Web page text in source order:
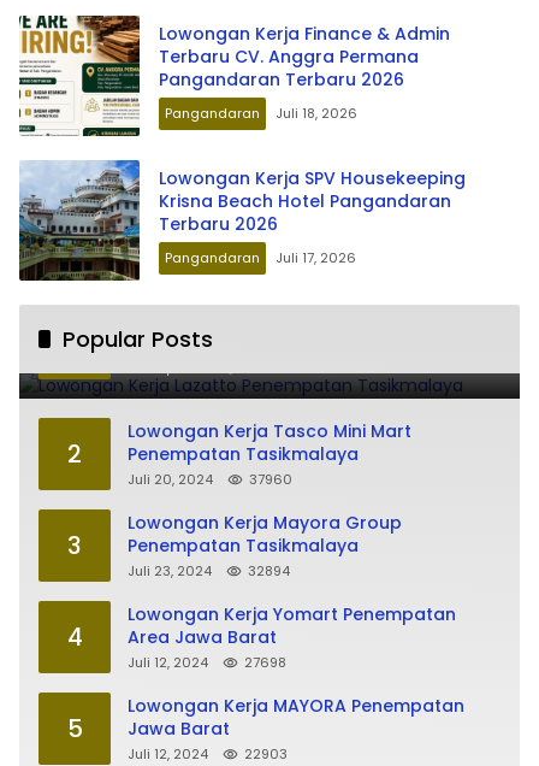
Lowongan Kerja Finance & Admin
Terbaru CV. Anggra Permana
Pangandaran Terbaru 2026
Pangandaran Juli 18, 2026
Lowongan Kerja SPV Housekeeping
Krisna Beach Hotel Pangandaran
Terbaru 2026
Pangandaran Juli 17, 2026
Popular Posts
1
Tasikmalaya
2
Lowongan Kerja Tasco Mini Mart
Penempatan Tasikmalaya
Juli 20, 2024 37960
3
Lowongan Kerja Mayora Group
Penempatan Tasikmalaya
Juli 23, 2024 32894
4
Lowongan Kerja Yomart Penempatan
Area Jawa Barat
Juli 12, 2024 27698
5
Lowongan Kerja MAYORA Penempatan
Jawa Barat
Juli 12, 2024 22903